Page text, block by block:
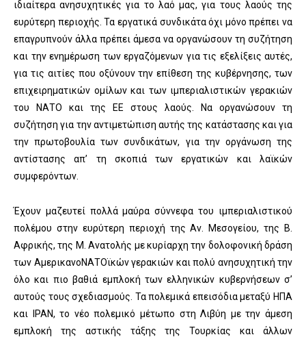
ιδιαίτερα ανησυχητικές για το λαό μας, για τους λαούς της
ευρύτερη περιοχής. Τα εργατικά συνδικάτα όχι μόνο πρέπει να
επαγρυπνούν άλλα πρέπει άμεσα να οργανώσουν τη συζήτηση
και την ενημέρωση των εργαζόμενων για τις εξελίξεις αυτές,
για τις αιτίες που οξύνουν την επίθεση της κυβέρνησης, των
επιχειρηματικών ομίλων και των ιμπεριαλιστικών γερακιών
του ΝΑΤΟ και της ΕΕ στους λαούς. Να οργανώσουν τη
συζήτηση για την αντιμετώπιση αυτής της κατάστασης και για
την πρωτοβουλία των συνδικάτων, για την οργάνωση της
αντίστασης απ’ τη σκοπιά των εργατικών και λαϊκών
συμφερόντων.
Έχουν μαζευτεί πολλά μαύρα σύννεφα του ιμπεριαλιστικού
πολέμου στην ευρύτερη περιοχή της Αν. Μεσογείου, της Β.
Αφρικής, της Μ. Ανατολής με κυρίαρχη την δολοφονική δράση
των ΑμερικανοΝΑΤΟϊκών γερακιών και πολύ ανησυχητική την
όλο και πιο βαθιά εμπλοκή των ελληνικών κυβερνήσεων σ’
αυτούς τους σχεδιασμούς. Τα πολεμικά επεισόδια μεταξύ ΗΠΑ
και ΙΡΑΝ, το νέο πολεμικό μέτωπο στη Λιβύη με την άμεση
εμπλοκή της αστικής τάξης της Τουρκίας και άλλων